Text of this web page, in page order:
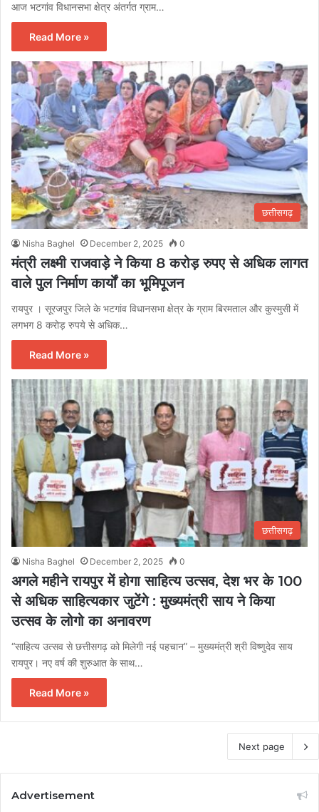
आज भटगांव विधानसभा क्षेत्र अंतर्गत ग्राम…
Read More »
छत्तीसगढ़
Nisha Baghel December 2, 2025 0
मंत्री लक्ष्मी राजवाड़े ने किया 8 करोड़ रुपए से अधिक लागत
वाले पुल निर्माण कार्यों का भूमिपूजन
रायपुर । सूरजपुर जिले के भटगांव विधानसभा क्षेत्र के ग्राम बिरमताल और कुस्मुसी में
लगभग 8 करोड़ रुपये से अधिक…
Read More »
छत्तीसगढ़
Nisha Baghel December 2, 2025 0
अगले महीने रायपुर में होगा साहित्य उत्सव, देश भर के 100
से अधिक साहित्यकार जुटेंगे : मुख्यमंत्री साय ने किया
उत्सव के लोगो का अनावरण
“साहित्य उत्सव से छत्तीसगढ़ को मिलेगी नई पहचान” – मुख्यमंत्री श्री विष्णुदेव साय
रायपुर। नए वर्ष की शुरुआत के साथ…
Read More »
Next page
Advertisement